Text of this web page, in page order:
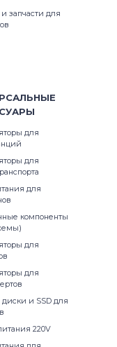
запчасти для
для
для
для
компоненты
для
для
и SSD для
220V